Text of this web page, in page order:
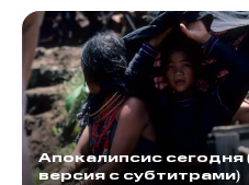
Апокалипсис сегодня
версия с субтитрами)